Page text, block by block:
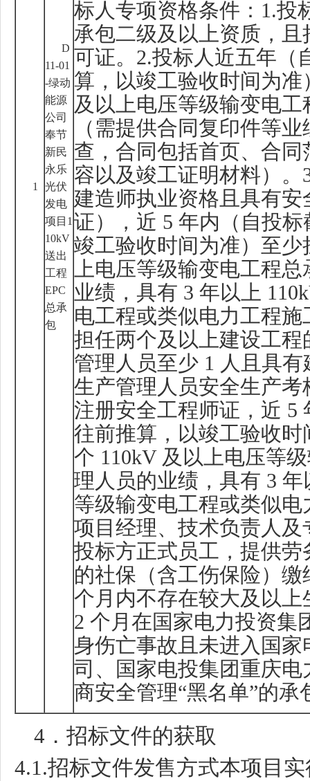
1
D
11-01
-绿动
能源
公司
奉节
新民
永乐
光伏
发电
项目 1
10kV
送出
工程
EPC
总承
包
标人专项资格条件： 1.投
承包二级及以上资质，
可证。 2.投标人近五年（
算，以竣工验收时间为准
及以上电压等级输变电
（需提供合同复印件等
查，合同包括首页、合
容以及竣工证明材料）。
建造师执业资格且具有
证），近 5 年内（自投标
竣工验收时间为准）至少
上电压等级输变电工程
业绩，具有 3 年以上
电工程或类似电力工程
担任两个及以上建设工程
管理人员至少 1 人且具
生产管理人员安全生产考
注册安全工程师证，近 5
往前推算，以竣工验收
个 110kV 及以上电压等
理人员的业绩，具有 3 年
等级输变电工程或类似
项目经理、技术负责人
投标方正式员工，提供
的社保（含工伤保险）缴
个月内不存在较大及以
2 个月在国家电力投资集
身伤亡事故且未进入国
司、国家电投集团重庆
商安全管理“黑名单”的承
4 ．招标文件的获取
4.1.招标文件发售方式本项目